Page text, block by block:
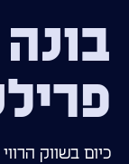
כיום בשווק